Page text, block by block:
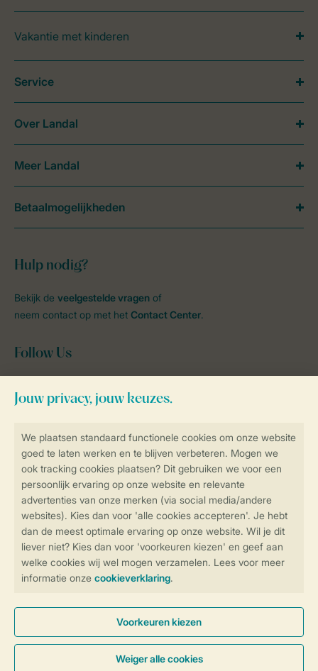
Controle over jouw gegevens &
privacy
Instellingen wijzigen
Veilig en snel online boeken
Veilige gegevensoverdracht
Veilige betaling
Vakantie met kinderen
Hulp nodig?
Bekijk de veelgestelde vragen of
neem contact op met het Contact Center.
Follow Us
Blijf op de hoogte
Service
Over Landal
Meer Landal
Betaalmogelijkheden